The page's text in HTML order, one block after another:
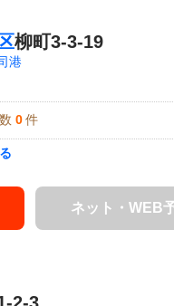
柳町3-3-19
港
0 件
ネット・WEB